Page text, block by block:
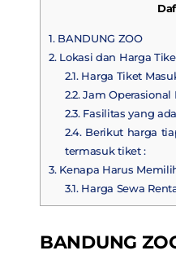
1.BANDUNG ZOO
2.Lokasi dan Harga
2.1.Harga Tiket
2.2.Jam Operasional
2.3.Fasilitas yang
2.4.Berikut harga
termasuk tiket :
3.Kenapa Harus
3.1.Harga Sewa
BANDUNG